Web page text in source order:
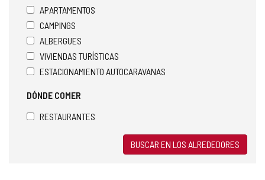
APARTAMENTOS
CAMPINGS
ALBERGUES
VIVIENDAS TURÍSTICAS
ESTACIONAMIENTO AUTOCARAVANAS
DÓNDE COMER
RESTAURANTES
BUSCAR EN LOS ALREDEDORES